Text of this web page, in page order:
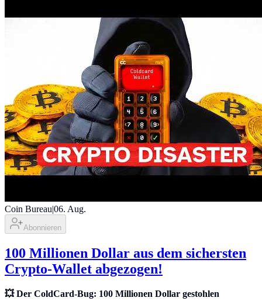
Coin Bureau|06. Aug.
Abonnieren
100 Millionen Dollar aus dem sichersten
Crypto-Wallet abgezogen!
💥 Der ColdCard-Bug: 100 Millionen Dollar gestohlen